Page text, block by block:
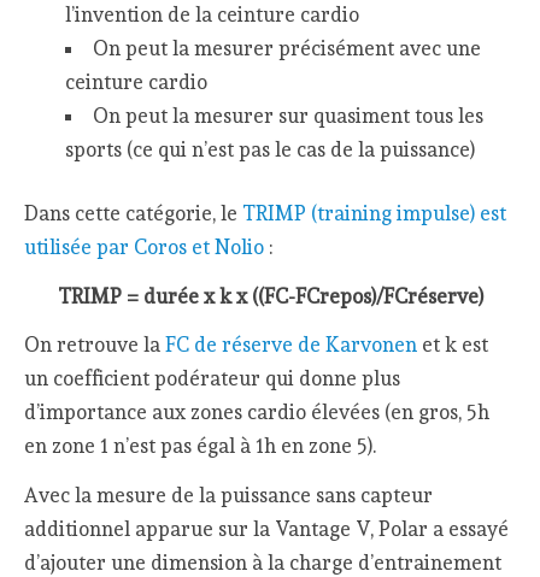
l’invention de la ceinture cardio
On peut la mesurer précisément avec une
ceinture cardio
On peut la mesurer sur quasiment tous les
sports (ce qui n’est pas le cas de la puissance)
Dans cette catégorie, le TRIMP (training impulse) est
utilisée par Coros et Nolio :
TRIMP = durée x k x ((FC-FCrepos)/FCréserve)
On retrouve laFC de réserve de Karvonen et k est
un coefficient podérateur qui donne plus
d’importance aux zones cardio élevées (en gros, 5h
en zone 1 n’est pas égal à 1h en zone 5).
Avec la mesure de la puissance sans capteur
additionnel apparue sur la Vantage V, Polar a essayé
d’ajouter une dimension à la charge d’entrainement